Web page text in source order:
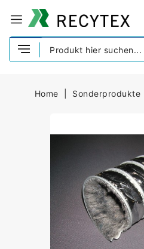
Home Sonderprodukte